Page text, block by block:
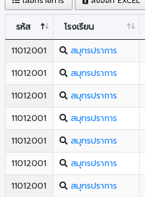
รหัส โรงเรียน
11012001
สมุทรปราการ
11012001
สมุทรปราการ
11012001
สมุทรปราการ
11012001
สมุทรปราการ
11012001
สมุทรปราการ
11012001
สมุทรปราการ
11012001
สมุทรปราการ